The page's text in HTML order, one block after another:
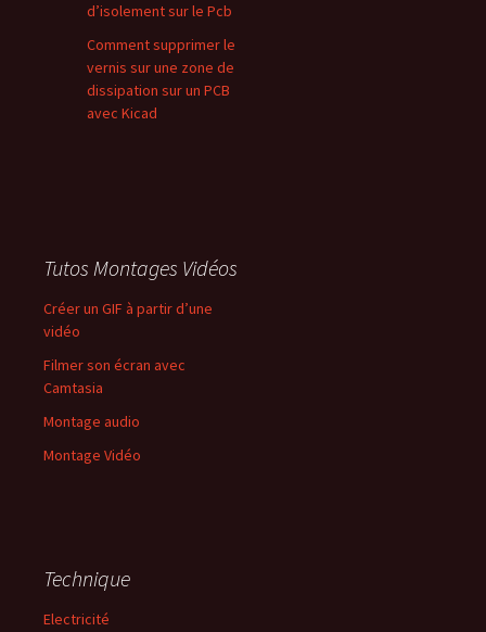
d’isolement sur le Pcb
Comment supprimer le
vernis sur une zone de
dissipation sur un PCB
avec Kicad
Tutos Montages Vidéos
Créer un GIF à partir d’une
vidéo
Filmer son écran avec
Camtasia
Montage audio
Montage Vidéo
Technique
Electricité